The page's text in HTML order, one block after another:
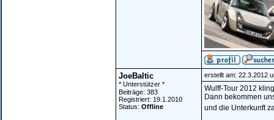
JoeBaltic
* Unterstützer *
Beiträge: 383
Registriert: 19.1.2010
Status: Offline
erstellt am: 22.3.2012
Wulff-Tour 2012
Dann bekommen
und die Unterkunft